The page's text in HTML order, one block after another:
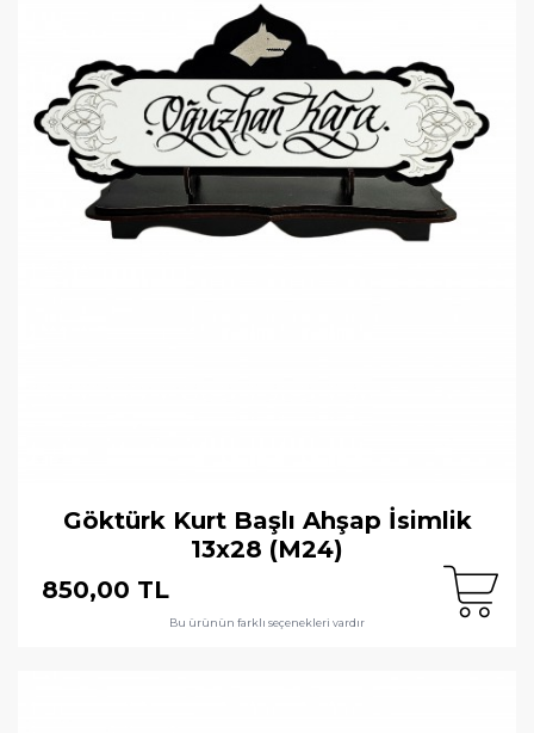
Göktürk Kurt Başlı Ahşap İsimlik
13x28 (M24)
850,00 TL
Bu ürünün farklı seçenekleri vardır